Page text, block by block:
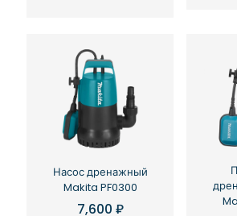
Насос дренажный
Makita PF0300
7,600 ₽